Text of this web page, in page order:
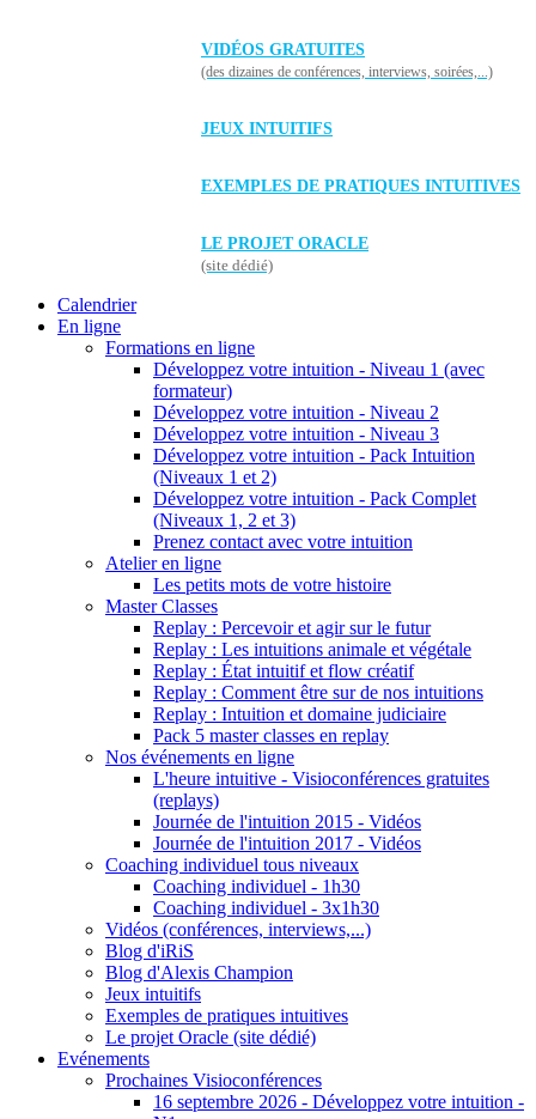
VIDÉOS GRATUITES
(des dizaines de conférences, interviews, soirées,...)
JEUX INTUITIFS
EXEMPLES DE PRATIQUES INTUITIVES
LE PROJET ORACLE
(site dédié)
Calendrier
En ligne
Formations en ligne
Développez votre intuition - Niveau 1 (avec
formateur)
Développez votre intuition - Niveau 2
Développez votre intuition - Niveau 3
Développez votre intuition - Pack Intuition
(Niveaux 1 et 2)
Développez votre intuition - Pack Complet
(Niveaux 1, 2 et 3)
Prenez contact avec votre intuition
Atelier en ligne
Les petits mots de votre histoire
Master Classes
Replay : Percevoir et agir sur le futur
Replay : Les intuitions animale et végétale
Replay : État intuitif et flow créatif
Replay : Comment être sur de nos intuitions
Replay : Intuition et domaine judiciaire
Pack 5 master classes en replay
Nos événements en ligne
L'heure intuitive - Visioconférences gratuites
(replays)
Journée de l'intuition 2015 - Vidéos
Journée de l'intuition 2017 - Vidéos
Coaching individuel tous niveaux
Coaching individuel - 1h30
Coaching individuel - 3x1h30
Vidéos (conférences, interviews,...)
Blog d'iRiS
Blog d'Alexis Champion
Jeux intuitifs
Exemples de pratiques intuitives
Le projet Oracle (site dédié)
Evénements
Prochaines Visioconférences
16 septembre 2026 - Développez votre intuition -